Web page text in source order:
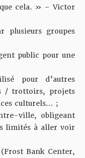
cela. » – Victor
plusieurs groupes
public pour une
pour d’autres
/ trottoirs, projets
culturels… ;
ville, obligeant
limités à aller voir
Bank Center,